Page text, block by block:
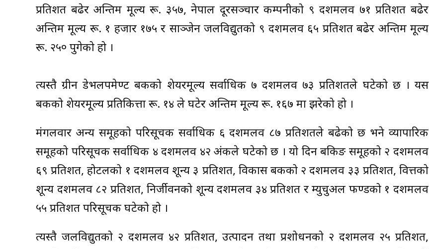
प्रतिशत बढेर अन्तिम मूल्य रू. ३५७, नेपाल दूरसञ्चार कम्पनीको ९ दशमलव ७१ प्रतिशत बढेर
अन्तिम मूल्य रू. १ हजार १७५ र साञ्जेन जलविद्युतको ९ दशमलव ६५ प्रतिशत बढेर अन्तिम मूल्य
रू. २५० पुगेको हो ।
त्यस्तै ग्रीन डेभलपमेण्ट बैंकको शेयरमूल्य सर्वाधिक ७ दशमलव ७३ प्रतिशतले घटेको छ । यस
बैंकको शेयरमूल्य प्रतिकित्ता रू. १४ ले घटेर अन्तिम मूल्य रू. १६७ मा झरेको हो ।
मंगलवार अन्य समूहको परिसूचक सर्वाधिक ६ दशमलव ८७ प्रतिशतले बढेको छ भने व्यापारिक
समूहको परिसूचक सर्वाधिक ४ दशमलव ४२ अंकले घटेको छ । यो दिन बैंकिङ समूहको २ दशमलव
६९ प्रतिशत, होटलको १ दशमलव शून्य ३ प्रतिशत, विकास बैंकको २ दशमलव ३३ प्रतिशत, वित्तको
शून्य दशमलव ८२ प्रतिशत, निर्जीवनको शून्य दशमलव ३४ प्रतिशत र म्युचुअल फण्डको १ दशमलव
५५ प्रतिशत परिसूचक घटेको हो ।
त्यस्तै जलविद्युतको २ दशमलव ४२ प्रतिशत, उत्पादन तथा प्रशोधनको २ दशमलव २५ प्रतिशत,